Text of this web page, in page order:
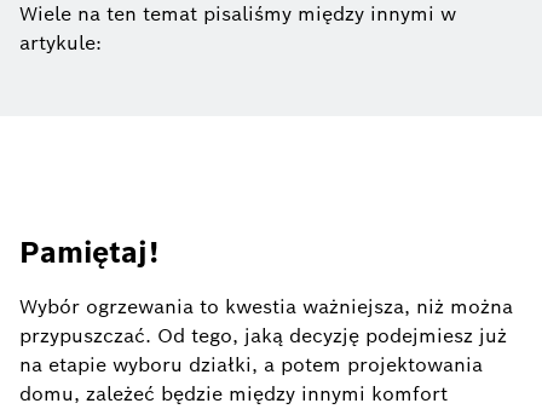
Wiele na ten temat pisaliśmy między innymi w
artykule:
Pamiętaj!
Wybór ogrzewania to kwestia ważniejsza, niż można
przypuszczać. Od tego, jaką decyzję podejmiesz już
na etapie wyboru działki, a potem projektowania
domu, zależeć będzie między innymi komfort